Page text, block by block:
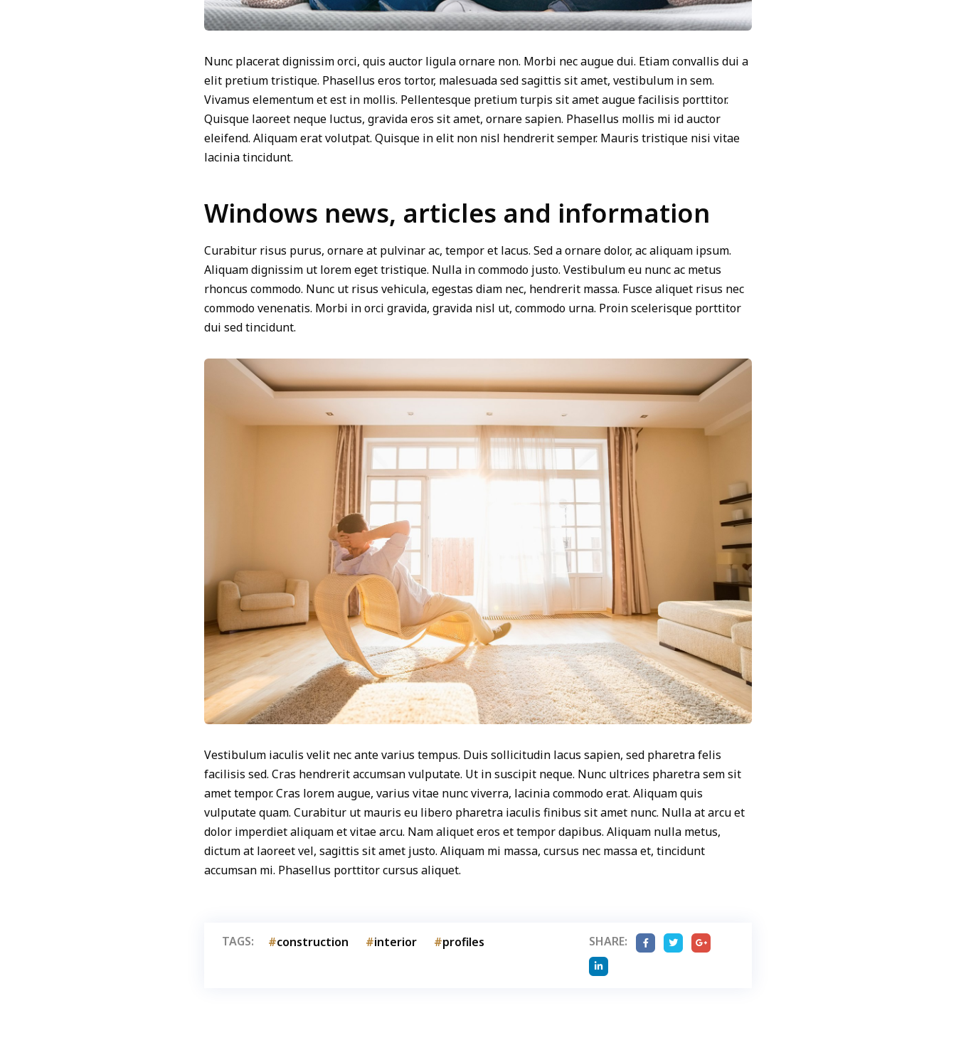
Nunc placerat dignissim orci, quis auctor ligula ornare non. Morbi nec augue dui. Etiam convallis dui a
elit pretium tristique. Phasellus eros tortor, malesuada sed sagittis sit amet, vestibulum in sem.
Vivamus elementum et est in mollis. Pellentesque pretium turpis sit amet augue facilisis porttitor.
Quisque laoreet neque luctus, gravida eros sit amet, ornare sapien. Phasellus mollis mi id auctor
eleifend. Aliquam erat volutpat. Quisque in elit non nisl hendrerit semper. Mauris tristique nisi vitae
lacinia tincidunt.
Windows news, articles and information
Curabitur risus purus, ornare at pulvinar ac, tempor et lacus. Sed a ornare dolor, ac aliquam ipsum.
Aliquam dignissim ut lorem eget tristique. Nulla in commodo justo. Vestibulum eu nunc ac metus
rhoncus commodo. Nunc ut risus vehicula, egestas diam nec, hendrerit massa. Fusce aliquet risus nec
commodo venenatis. Morbi in orci gravida, gravida nisl ut, commodo urna. Proin scelerisque porttitor
dui sed tincidunt.
Vestibulum iaculis velit nec ante varius tempus. Duis sollicitudin lacus sapien, sed pharetra felis
facilisis sed. Cras hendrerit accumsan vulputate. Ut in suscipit neque. Nunc ultrices pharetra sem sit
amet tempor. Cras lorem augue, varius vitae nunc viverra, lacinia commodo erat. Aliquam quis
vulputate quam. Curabitur ut mauris eu libero pharetra iaculis finibus sit amet nunc. Nulla at arcu et
dolor imperdiet aliquam et vitae arcu. Nam aliquet eros et tempor dapibus. Aliquam nulla metus,
dictum at laoreet vel, sagittis sit amet justo. Aliquam mi massa, cursus nec massa et, tincidunt
accumsan mi. Phasellus porttitor cursus aliquet.
TAGS: construction interior profiles SHARE: